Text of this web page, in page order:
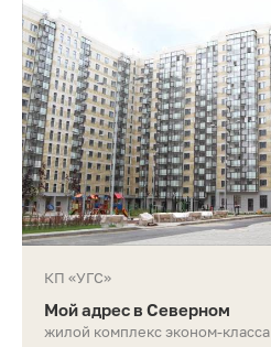
КП «УГС»
Мой адрес в Северном
жилой комплекс эконом-класса